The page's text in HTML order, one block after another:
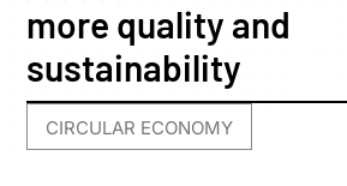
more quality and
sustainability
CIRCULAR ECONOMY